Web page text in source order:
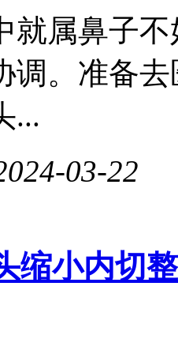
就属鼻子
调。准备
...
03-22
缩小内切